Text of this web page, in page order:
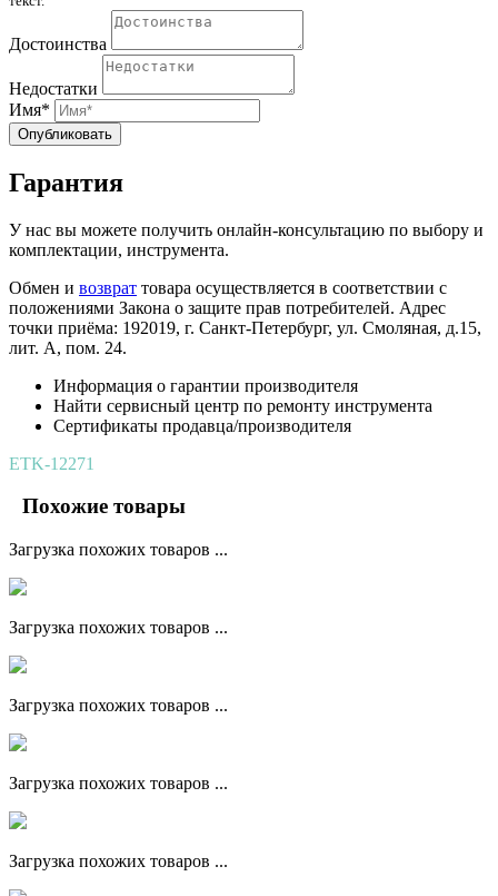
Достоинства
Недостатки
Имя*
Опубликовать
Гарантия
У нас вы можете получить онлайн-консультацию по выбору и
комплектации, инструмента.
Обмен и возврат товара осуществляется в соответствии с
положениями Закона о защите прав потребителей. Адрес
точки приёма: 192019, г. Санкт-Петербург, ул. Смоляная, д.15,
лит. А, пом. 24.
Информация о гарантии производителя
Найти сервисный центр по ремонту инструмента
Сертификаты продавца/производителя
ETK-12271
Похожие товары
Загрузка похожих товаров ...
Загрузка похожих товаров ...
Загрузка похожих товаров ...
Загрузка похожих товаров ...
Загрузка похожих товаров ...